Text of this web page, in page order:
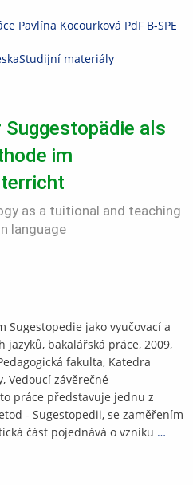
Pavlína Kocourková PdF B-SPE
Studijní materiály
Suggestopädie als
im
as a tuitional and teaching
language
Sugestopedie jako vyučovací a
jazyků, bakalářská práce, 2009,
fakulta, Katedra
Vedoucí závěrečné
práce představuje jednu z
- Sugestopedii, se zaměřením
část pojednává o vzniku …